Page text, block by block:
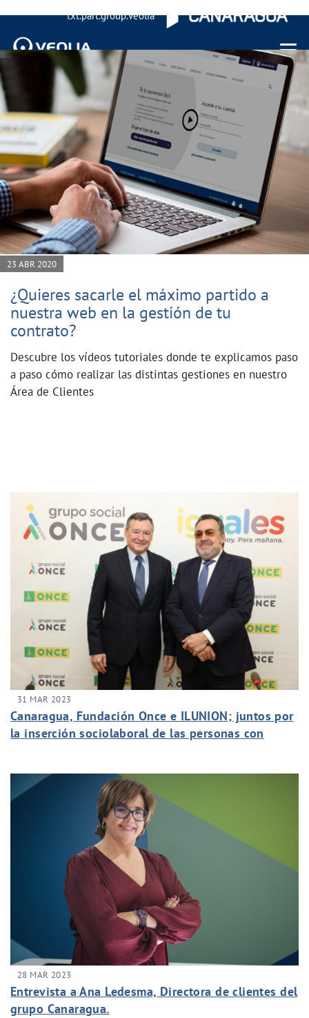
txt.part.group.veolia
Menu
23 ABR 2020
¿Quieres sacarle el máximo partido a
nuestra web en la gestión de tu
contrato?
Descubre los vídeos tutoriales donde te explicamos paso
a paso cómo realizar las distintas gestiones en nuestro
Área de Clientes
31 MAR 2023
Canaragua, Fundación Once e ILUNION; juntos por
la inserción sociolaboral de las personas con
28 MAR 2023
Entrevista a Ana Ledesma, Directora de clientes del
grupo Canaragua.